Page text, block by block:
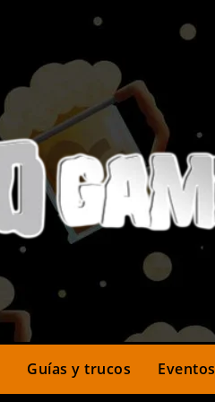
Guías y trucos Eventos